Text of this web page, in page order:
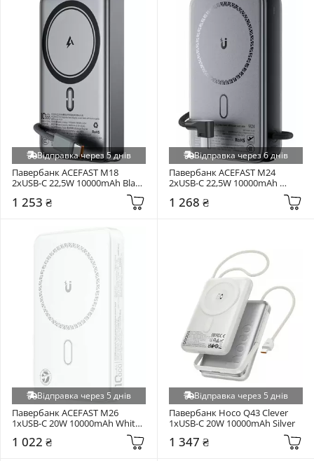
Відправка через 5 днів
Павербанк ACEFAST M18
2xUSB-C 22,5W 10000mAh Black
1 253 ₴
Відправка через 6 днів
Павербанк ACEFAST M24
2xUSB-C 22,5W 10000mAh
Metal Gray (6974316284871)
1 268 ₴
Відправка через 5 днів
Павербанк ACEFAST M26
1xUSB-C 20W 10000mAh White
1 022 ₴
Відправка через 5 днів
Павербанк Hoco Q43 Clever
1xUSB-C 20W 10000mAh Silver
1 347 ₴